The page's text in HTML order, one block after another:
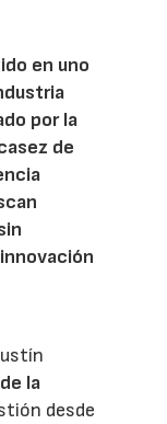
en uno
por la
de
la
desde